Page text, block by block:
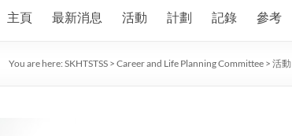
主頁 最新消息 活動 計劃 記錄 參考
You are here: SKHTSTSS > Career and Life Planning Committee > 活動